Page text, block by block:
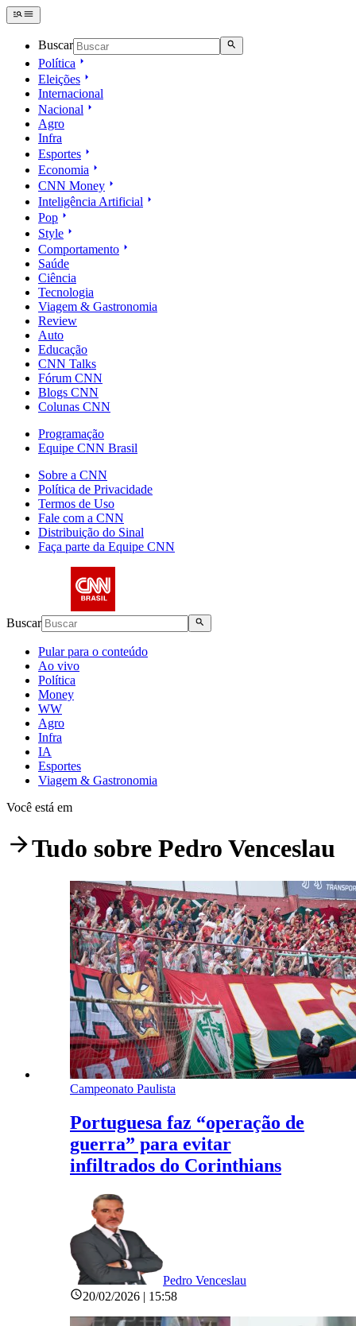
Buscar
Política
Eleições
Internacional
Nacional
Agro
Infra
Esportes
Economia
CNN Money
Inteligência Artificial
Pop
Style
Comportamento
Saúde
Ciência
Tecnologia
Viagem & Gastronomia
Review
Auto
Educação
CNN Talks
Fórum CNN
Blogs CNN
Colunas CNN
Programação
Equipe CNN Brasil
Sobre a CNN
Política de Privacidade
Termos de Uso
Fale com a CNN
Distribuição do Sinal
Faça parte da Equipe CNN
Buscar
Pular para o conteúdo
Ao vivo
Política
Money
WW
Agro
Infra
IA
Esportes
Viagem & Gastronomia
Você está em
Tudo sobre Pedro Venceslau
Campeonato Paulista
Portuguesa faz “operação de
guerra” para evitar
infiltrados do Corinthians
Pedro Venceslau
20/02/2026 | 15:58